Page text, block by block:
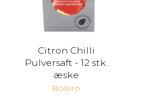
Citron Chilli
Pulversaft - 12 stk.
æske
Bolero